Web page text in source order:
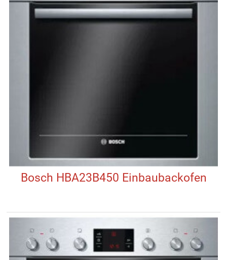
Bosch HBA23B450 Einbaubackofen